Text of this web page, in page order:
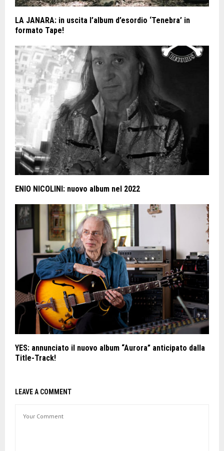
LA JANARA: in uscita l’album d’esordio ‘Tenebra’ in
formato Tape!
ENIO NICOLINI: nuovo album nel 2022
YES: annunciato il nuovo album “Aurora” anticipato dalla
Title-Track!
LEAVE A COMMENT